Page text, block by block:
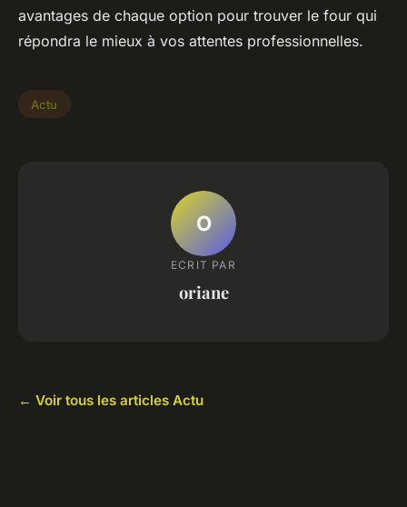
avantages de chaque option pour trouver le four qui
répondra le mieux à vos attentes professionnelles.
Actu
O
ECRIT PAR
oriane
← Voir tous les articles Actu